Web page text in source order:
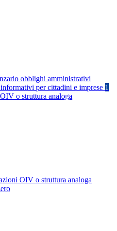
obblighi amministrativi
per cittadini e imprese 1
o struttura analoga
OIV o struttura analoga